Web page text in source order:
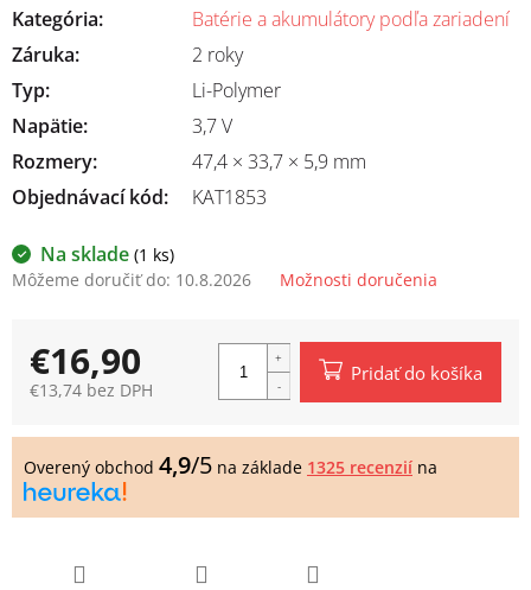
Na sklade (1 ks)
Môžeme doručiť do: 10.8.2026 Možnosti doručenia
Kategória:
Batérie a akumulátory podľa zariadení
Záruka:
2 roky
Typ:
Li-Polymer
Napätie:
3,7 V
Rozmery:
47,4 × 33,7 × 5,9 mm
Objednávací kód:
KAT1853
€16,90
€13,74 bez DPH
cena:
Pridať do košíka
Overený obchod 4,9/5 na základe 1325 recenzií na